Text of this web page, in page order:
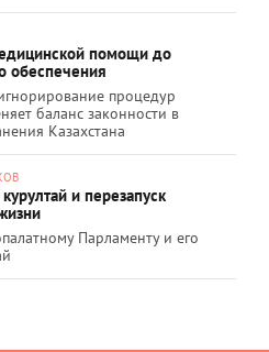
помощи до
обеспечения
процедур
баланс законности в
Казахстана
и перезапуск
Парламенту и его